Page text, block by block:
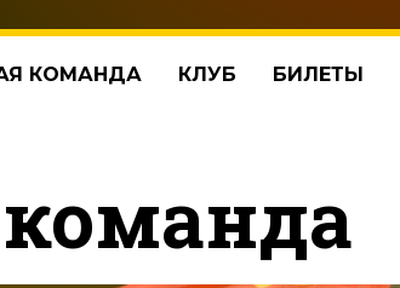
КОМАНДА КЛУБ БИЛЕТЫ